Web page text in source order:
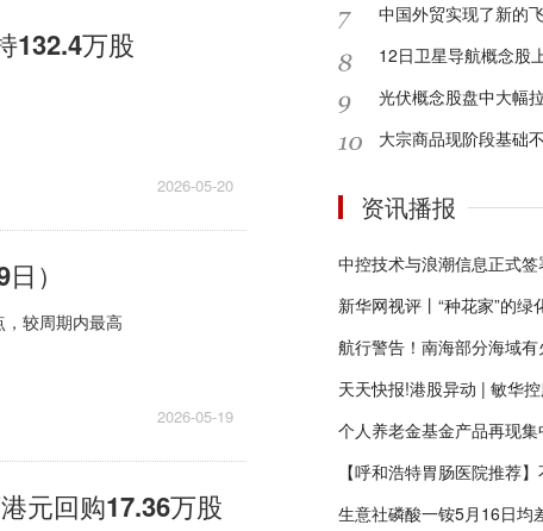
132.4万股
2026-05-20
）​
较周期内最高
2026-05-19
元回购17.36万股
中国外贸实现了新的
12日卫星导航概念股
光伏概念股盘中大幅
大宗商品现阶段基础
资讯播报
中控技术与浪潮信息正式签
新华网视评丨“种花家”的绿
航行警告！南海部分海域有
天天快报!港股异动 | 敏华
个人养老金基金产品再现集
【呼和浩特胃肠医院推荐
生意社磷酸一铵5月16日均